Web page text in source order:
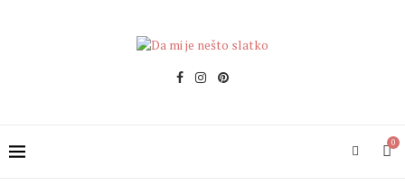
0